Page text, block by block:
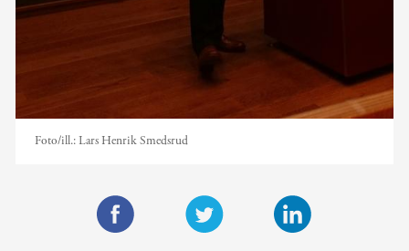
Foto/ill.:Lars Henrik Smedsrud